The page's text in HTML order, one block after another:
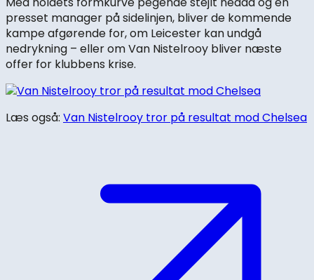
presset manager på sidelinjen, bliver de kommende
kampe afgørende for, om Leicester kan undgå
nedrykning – eller om Van Nistelrooy bliver næste
offer for klubbens krise.
Læs også: Van Nistelrooy tror på resultat mod Chelsea